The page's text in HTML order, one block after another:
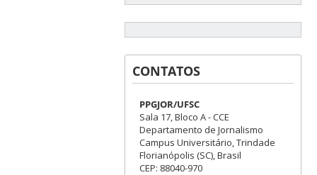
CONTATOS
PPGJOR/UFSC
Sala 17, Bloco A - CCE
Departamento de Jornalismo
Campus Universitário, Trindade
Florianópolis (SC), Brasil
CEP: 88040-970